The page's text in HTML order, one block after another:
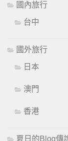
國內旅行
台中
國外旅行
日本
澳門
香港
夏日的Blog傳